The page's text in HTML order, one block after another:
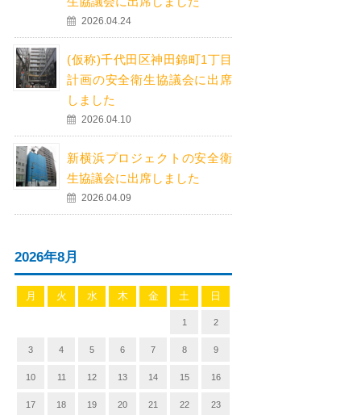
2026.04.24
(仮称)千代田区神田錦町1丁目
計画の安全衛生協議会に出席
しました
2026.04.10
新横浜プロジェクトの安全衛
生協議会に出席しました
2026.04.09
2026年8月
月 火 水 木 金 土 日
1 2
3 4 5 6 7 8 9
10 11 12 13 14 15 16
17 18 19 20 21 22 23